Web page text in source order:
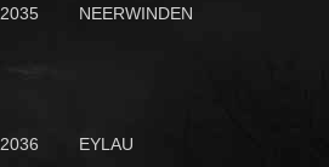
2035 NEERWINDEN
2036 EYLAU